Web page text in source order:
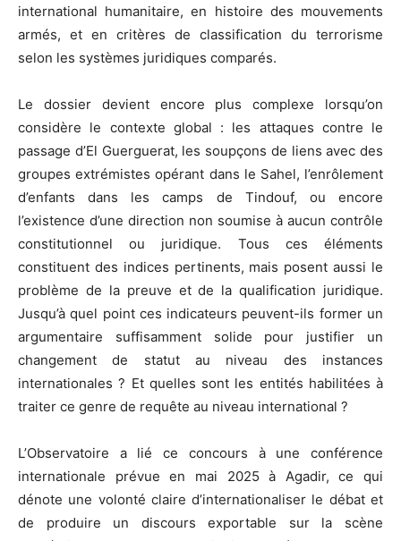
international humanitaire, en histoire des mouvements
armés, et en critères de classification du terrorisme
selon les systèmes juridiques comparés.
Le dossier devient encore plus complexe lorsqu’on
considère le contexte global : les attaques contre le
passage d’El Guerguerat, les soupçons de liens avec des
groupes extrémistes opérant dans le Sahel, l’enrôlement
d’enfants dans les camps de Tindouf, ou encore
l’existence d’une direction non soumise à aucun contrôle
constitutionnel ou juridique. Tous ces éléments
constituent des indices pertinents, mais posent aussi le
problème de la preuve et de la qualification juridique.
Jusqu’à quel point ces indicateurs peuvent-ils former un
argumentaire suffisamment solide pour justifier un
changement de statut au niveau des instances
internationales ? Et quelles sont les entités habilitées à
traiter ce genre de requête au niveau international ?
L’Observatoire a lié ce concours à une conférence
internationale prévue en mai 2025 à Agadir, ce qui
dénote une volonté claire d’internationaliser le débat et
de produire un discours exportable sur la scène